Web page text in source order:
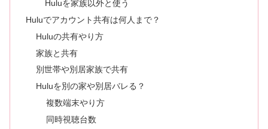
Huluを家族以外と使う
Huluでアカウント共有は何人まで？
Huluの共有やり方
家族と共有
別世帯や別居家族で共有
Huluを別の家や別居バレる？
複数端末やり方
同時視聴台数